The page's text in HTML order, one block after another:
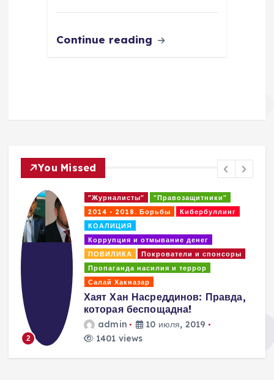
Continue reading
You Missed
"Журналисты"
"Правозащитники"
2014 - 2018. Борьбы
Кибербуллинг
КОАЛИЦИЯ
Коррупция и отмывание денег
ПОВИЛИКА
Покрователи и спонсоры
Пропаганда насилия и террор
Салай Хакназар
Хаят Хан Насреддинов: Правда,
которая беспощадна!
admin
10 июля, 2019
1401 views